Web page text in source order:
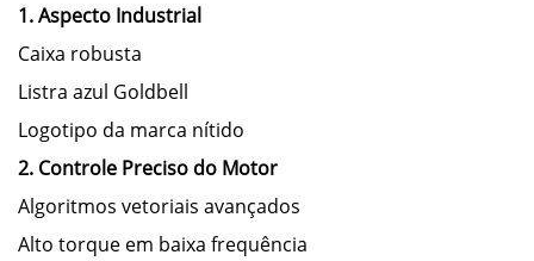
1. Aspecto Industrial
Caixa robusta
Listra azul Goldbell
Logotipo da marca nítido
2. Controle Preciso do Motor
Algoritmos vetoriais avançados
Alto torque em baixa frequência